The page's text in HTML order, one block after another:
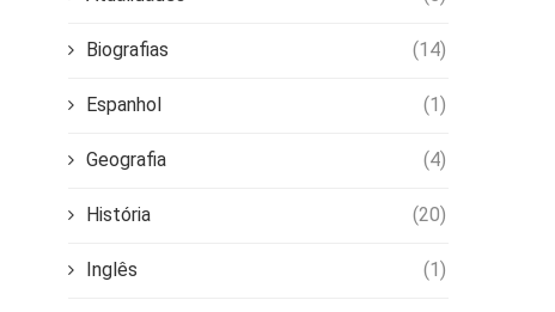
Biografias (14)
Espanhol (1)
Geografia (4)
História (20)
Inglês (1)